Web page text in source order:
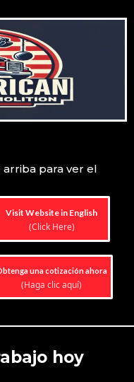
para ver el
Visit Website in English
(Click Here)
una cotización ahora
(Haga clic aquí)
hoy